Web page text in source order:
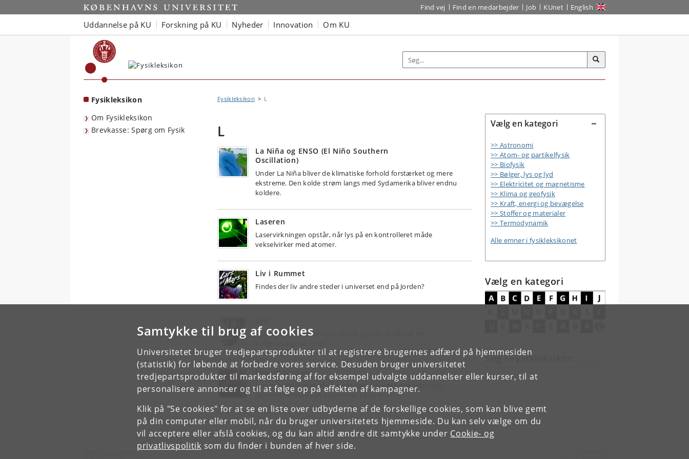
Samtykke til brug af cookies
Universitetet bruger tredjepartsprodukter til at registrere brugernes adfærd på hjemmesiden
(statistik) for løbende at forbedre vores service. Desuden bruger universitetet
tredjepartsprodukter til markedsføring af for eksempel udvalgte uddannelser eller kurser, til at
personalisere annoncer og til at følge op på effekten af kampagner.
Klik på "Se cookies" for at se en liste over udbyderne af de forskellige cookies, som kan blive gemt
på din computer eller mobil, når du bruger universitetets hjemmeside. Du kan selv vælge om du
vil acceptere eller afslå cookies, og du kan altid ændre dit samtykke under Cookie- og
privatlivspolitik som du finder i bunden af hver side.
Start Find vej Find en medarbejder Job KUnet English
Uddannelse på KU Forskning på KU Nyheder Innovation Om KU
Fysikleksikon
Om Fysikleksikon
Brevkasse: Spørg om Fysik
Fysikleksikon L
L
La Niña og ENSO (El Niño Southern
Oscillation)
Under La Niña bliver de klimatiske forhold forstærket og mere
ekstreme. Den kolde strøm langs med Sydamerika bliver endnu
koldere.
Laseren
Laservirkningen opstår, når lys på en kontrolleret måde
vekselvirker med atomer.
Liv i Rummet
Findes der liv andre steder i universet end på Jorden?
Lyd, som kendes fra f.eks. musik og tale, er faktisk en
Lyn og torden
Lyn og torden er et af de mere spektakulære atmosfæriske
fænomener man kan opleve her på Jorden.
Vælg en kategori
>> Astronomi
>> Atom- og partikelfysik
>> Biofysik
>> Bølger, lys og lyd
>> Elektricitet og magnetisme
>> Klima og geofysik
>> Kraft, energi og bevægelse
>> Stoffer og materialer
>> Termodynamik
Alle emner i fysikleksikonet
Vælg en kategori
Søg i Fysikleksikon
Niels Bohr Institutet